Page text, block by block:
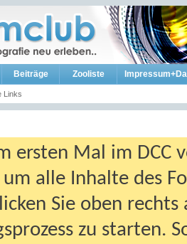
Links
Beiträge Zooliste
ersten Mal im DCC
um alle Inhalte des
Sie oben
zu starten.